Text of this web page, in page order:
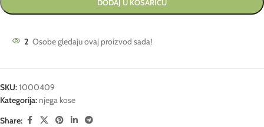
DODAJ U KOŠARICU
2 Osobe gledaju ovaj proizvod sada!
SKU:1000409
Kategorija: njega kose
Share: